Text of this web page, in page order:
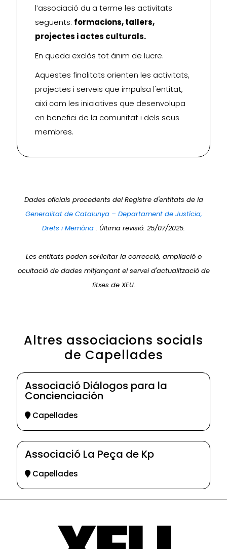
l’associació du a terme les activitats
següents: formacions, tallers,
projectes i actes culturals.
En queda exclòs tot ànim de lucre.
Aquestes finalitats orienten les activitats,
projectes i serveis que impulsa l'entitat,
així com les iniciatives que desenvolupa
en benefici de la comunitat i dels seus
membres.
Dades oficials procedents del Registre d'entitats de la
Generalitat de Catalunya – Departament de Justícia,
Drets i Memòria . Última revisió: 25/07/2025.
Les entitats poden sol·licitar la correcció, ampliació o
ocultació de dades mitjançant el servei d'actualització de
fitxes de XEU.
Altres associacions socials
de Capellades
Associació Diálogos para la
Concienciación
Capellades
Associació La Peça de Kp
Capellades